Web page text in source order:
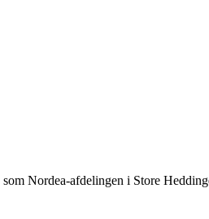
Nordea-afdelingen i Store